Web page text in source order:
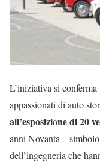
L’iniziativa si
appassionati di auto
all’esposizione di 20
anni Novanta –
dell’ingegneria che